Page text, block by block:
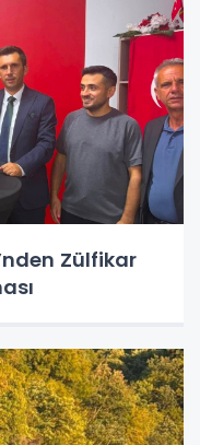
Zülfikar